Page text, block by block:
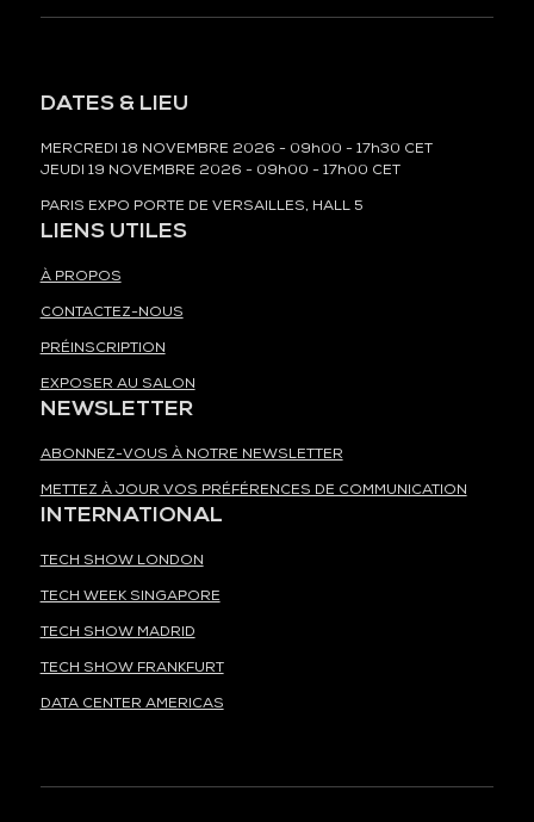
DATES & LIEU
MERCREDI 18 NOVEMBRE 2026 - 09h00 - 17h30 CET
JEUDI 19 NOVEMBRE 2026 - 09h00 - 17h00 CET
PARIS EXPO PORTE DE VERSAILLES, HALL 5
LIENS UTILES
À PROPOS
CONTACTEZ-NOUS
PRÉINSCRIPTION
EXPOSER AU SALON
NEWSLETTER
ABONNEZ-VOUS À NOTRE NEWSLETTER
METTEZ À JOUR VOS PRÉFÉRENCES DE COMMUNICATION
INTERNATIONAL
TECH SHOW LONDON
TECH WEEK SINGAPORE
TECH SHOW MADRID
TECH SHOW FRANKFURT
DATA CENTER AMERICAS